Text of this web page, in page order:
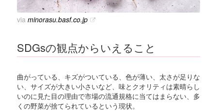
via minorasu.basf.co.jp
SDGsの観点からいえること
曲がっている、キズがついている、色が薄い、太さが足りな
い、サイズが大きい小さいなど、味とクオリティは素晴らし
いのに見た目の理由で市場の流通規格に当てはまらない、多
くの野菜が捨てられているという現状。